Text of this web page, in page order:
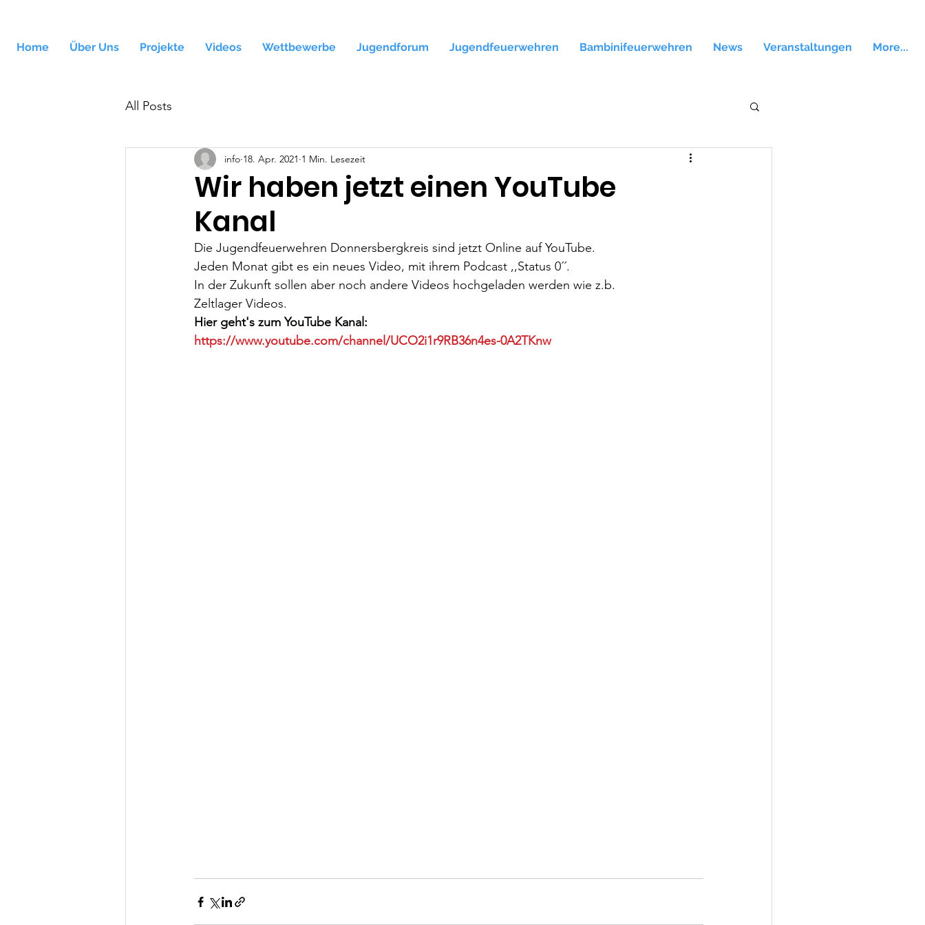
Home Über Uns Projekte Videos Wettbewerbe Jugendforum Jugendfeuerwehren Bambinifeuerwehren News Veranstaltungen More...
All Posts
Wir haben jetzt einen YouTube
Kanal
info 18. Apr. 2021 1 Min. Lesezeit
Die Jugendfeuerwehren Donnersbergkreis sind jetzt Online auf YouTube.
Jeden Monat gibt es ein neues Video, mit ihrem Podcast ,,Status 0´´.
In der Zukunft sollen aber noch andere Videos hochgeladen werden wie z.b.
Zeltlager Videos.
Hier geht's zum YouTube Kanal:
https://www.youtube.com/channel/UCO2i1r9RB36n4es-0A2TKnw